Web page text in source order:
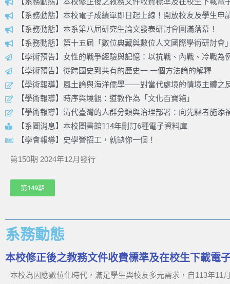
【系務動態】本校電子成績單即日起上線！開放校友及學生申
【系務動態】本系第八屆研究生論文發表研討會圓滿落幕！
【系務動態】第十五屆「數位典藏與數位人文國際學術研討會
【學術預告】女性的戰爭經驗與記憶：以抗戰、內戰、冷戰為
【學術預告】從跨國史到共有的歷史一 一個方法論的解釋
【學術報導】風土論與海洋儒學――對當代處境的情境主體之
【學術報導】時序與境觀：道教作為「文化百寶箱」
【學術報導】清代臺灣的人群分類與治理部署：向先驅者施添
【系圖消息】本校圖書館114年刪訂6種電子資料庫
【學會報導】史學營招工，就缺你一個！
第150期 2024年12月發行
第149期
系務動態
本校修正後之教務文件收費標準及在校生下載電
本校為因應數位化時代，滿足學生與校友多元需求，自113年